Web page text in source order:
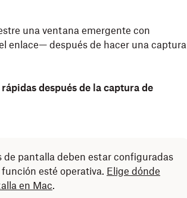
una ventana emergente con
enlace— después de hacer una captura
después de la captura de
de pantalla deben estar configuradas
esté operativa. Elige dónde
en Mac.